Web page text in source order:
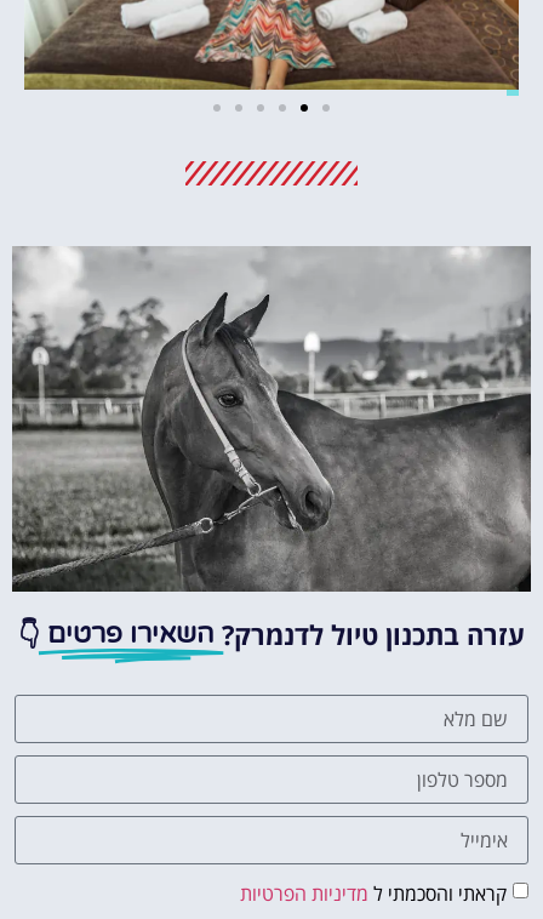
מציאת מלון
עזרה בתכנון טיול לדנמרק? השאירו פרטים 👇
קראתי והסכמתי ל מדיניות הפרטיות